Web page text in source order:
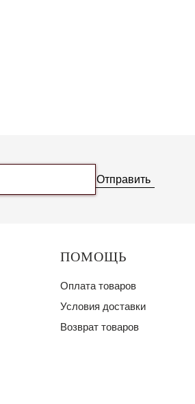
Отправить
ПОМОЩЬ
Оплата товаров
Условия доставки
Возврат товаров